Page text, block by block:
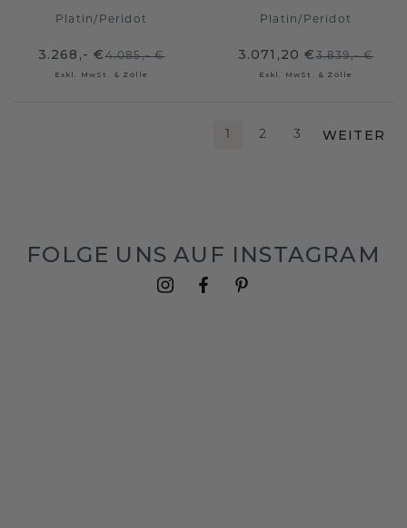
Platin/ Peridot
3.268,- €4.085,- €
Exkl. MwSt. & Zölle
Platin/ Peridot
3.071,20 €3.839,- €
Exkl. MwSt. & Zölle
1 2 3 WEITER
FOLGE UNS AUF INSTAGRAM